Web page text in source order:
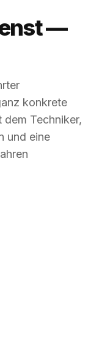
—
konkrete
dem Techniker,
und eine